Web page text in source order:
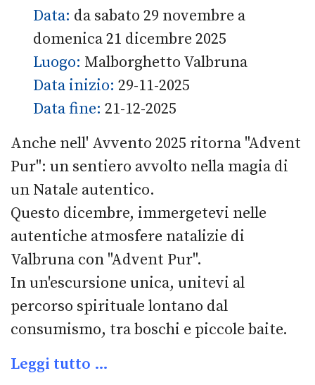
Data: da sabato 29 novembre a
domenica 21 dicembre 2025
Luogo: Malborghetto Valbruna
Data inizio: 29-11-2025
Data fine: 21-12-2025
Anche nell' Avvento 2025 ritorna "Advent
Pur": un sentiero avvolto nella magia di
un Natale autentico.
Questo dicembre, immergetevi nelle
autentiche atmosfere natalizie di
Valbruna con "Advent Pur".
In un'escursione unica, unitevi al
percorso spirituale lontano dal
consumismo, tra boschi e piccole baite.
Leggi tutto …